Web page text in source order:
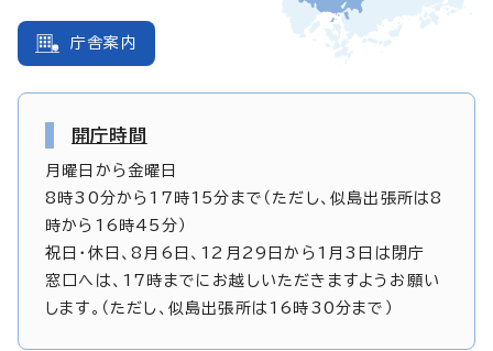
庁舎案内
開庁時間
月曜日から金曜日
8時30分から17時15分まで（ただし、似島出張所は8
時から16時45分）
祝日・休日、8月6日、12月29日から1月3日は閉庁
窓口へは、17時までにお越しいただきますようお願い
します。（ただし、似島出張所は16時30分まで）